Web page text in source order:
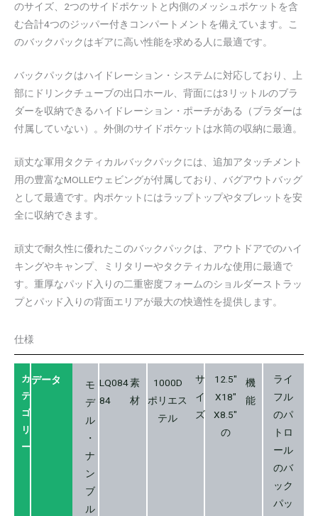
のサイズ、2つのサイドポケットと内側のメッシュポケットを含
む合計4つのジッパー付きコンパートメントを備えています。こ
のバックパックはギアに高い性能を求める人に最適です。
バックパックはハイドレーション・システムに対応しており、上
部にドリンクチューブの出口ホール、背面には3リットルのブラ
ダーを収納できるハイドレーション・ポーチがある（ブラダーは
付属していない）。外側のサイドポケットは水筒の収納に最適。
頑丈な軍用タクティカルバックパックには、追加アタッチメント
用の豊富なMOLLEウェビングが付属しており、バグアウトバッグ
として最適です。内ポケットにはラップトップやタブレットを安
全に収納できます。
頑丈で耐久性に優れたこのバックパックは、アウトドアでのハイ
キングやキャンプ、ミリタリーやタクティカルな使用に最適で
す。重厚なパッド入りの二重密度フォームのショルダーストラッ
プとパッド入りの背面エリアが最大の快適性を提供します。
仕様
カ
テ
ゴ
リ
ー
データ
モ
デ
ル
・
ナ
ン
ブ
ル
LQ084
84
素
材
1000D
ポリエス
テル
サ
イ
ズ
12.5″
X18″
X8.5″
の
機
能
ライ
フル
のパ
トロ
ール
のバ
ック
パッ